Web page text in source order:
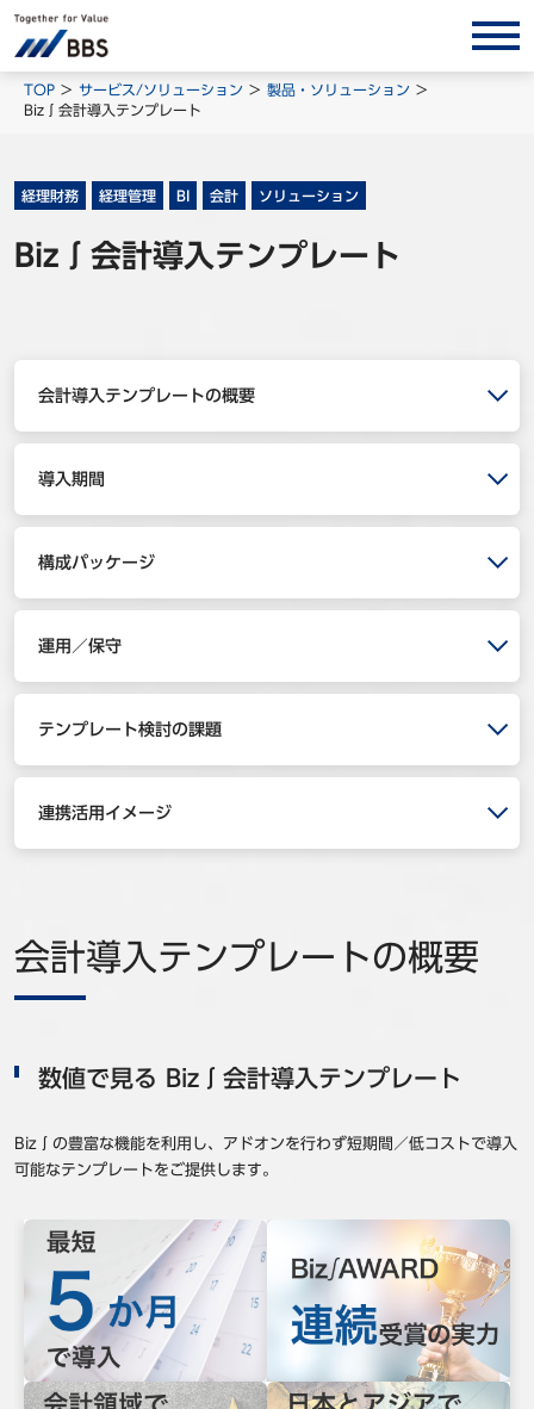
BBSグループネットワーク 企業情報
サービス/ソリューション
BPO
インサイト
調査レポート
対談/鼎談
ニュース
TOP サービス/ソリューション
製品・ソリューション
Biz∫会計導入テンプレート
経理財務 経理管理 BI 会計 ソリューション
Biz∫会計導入テンプレート
会計導入テンプレートの概要
導入期間
構成パッケージ
運用／保守
テンプレート検討の課題
連携活用イメージ
会計導入テンプレートの概要
数値で見る Biz∫会計導入テンプレート
Biz∫の豊富な機能を利用し、アドオンを行わず短期間／低コストで導入
可能なテンプレートをご提供します。